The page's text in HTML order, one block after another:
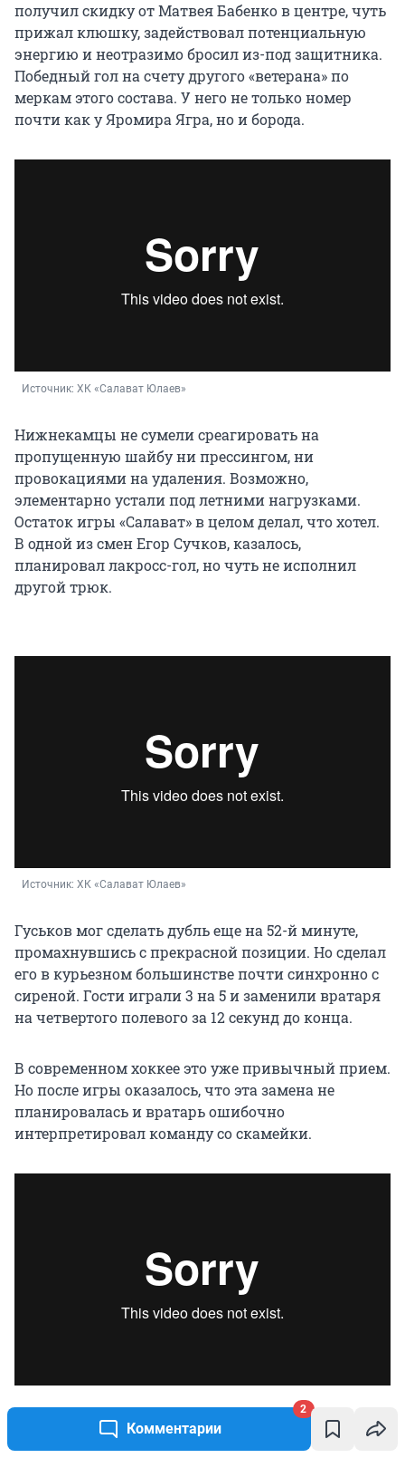
Комментарии
2
получил скидку от Матвея Бабенко в центре, чуть
прижал клюшку, задействовал потенциальную
энергию и неотразимо бросил из-под защитника.
Победный гол на счету другого «ветерана» по
меркам этого состава. У него не только номер
почти как у Яромира Ягра, но и борода.
Источник: ХК «Салават Юлаев»
Нижнекамцы не сумели среагировать на
пропущенную шайбу ни прессингом, ни
провокациями на удаления. Возможно,
элементарно устали под летними нагрузками.
Остаток игры «Салават» в целом делал, что хотел.
В одной из смен Егор Сучков, казалось,
планировал лакросс-гол, но чуть не исполнил
другой трюк.
Источник: ХК «Салават Юлаев»
Гуськов мог сделать дубль еще на 52-й минуте,
промахнувшись с прекрасной позиции. Но сделал
его в курьезном большинстве почти синхронно с
сиреной. Гости играли 3 на 5 и заменили вратаря
на четвертого полевого за 12 секунд до конца.
В современном хоккее это уже привычный прием.
Но после игры оказалось, что эта замена не
планировалась и вратарь ошибочно
интерпретировал команду со скамейки.